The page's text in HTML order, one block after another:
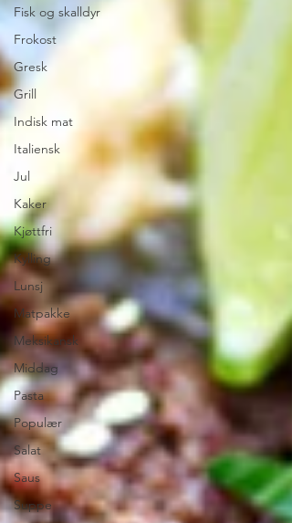
Fisk og skalldyr
Frokost
Gresk
Grill
Indisk mat
Italiensk
Jul
Kaker
Kjøttfri
Kylling
Lunsj
Matpakke
Meksikansk
Middag
Pasta
Populær
Salat
Saus
Suppe